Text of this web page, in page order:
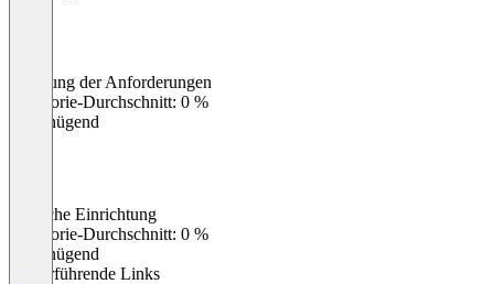
Erfüllung der Anforderungen
Kategorie-Durchschnitt: 0 %
Ungenügend
Einfache Einrichtung
Kategorie-Durchschnitt: 0 %
Ungenügend
Weiterführende Links